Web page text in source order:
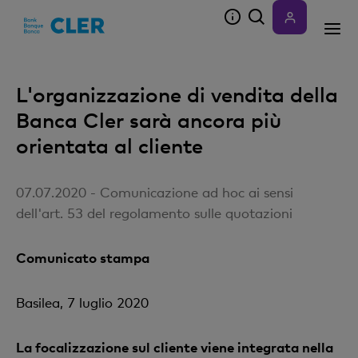
L'organizzazione di vendita della
Banca Cler sarà ancora più
orientata al cliente
07.07.2020 - Comunicazione ad hoc ai sensi
dell'art. 53 del regolamento sulle quotazioni
Comunicato stampa
Basilea, 7 luglio 2020
La focalizzazione sul cliente viene integrata nella